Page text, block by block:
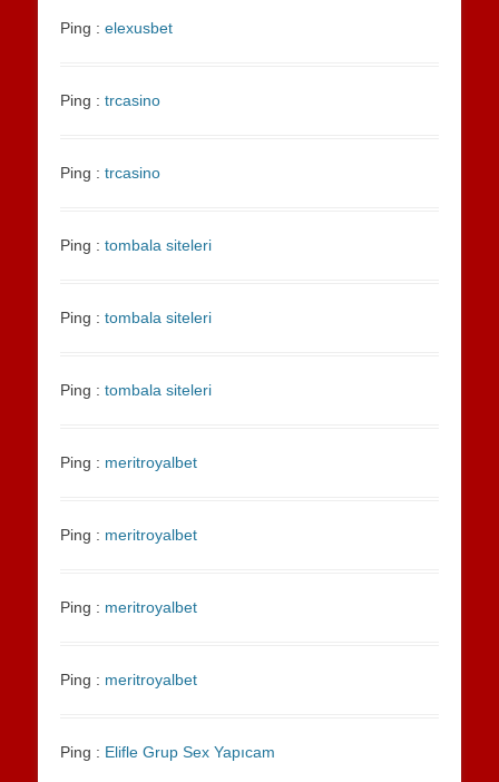
Ping : elexusbet
Ping : trcasino
Ping : trcasino
Ping : tombala siteleri
Ping : tombala siteleri
Ping : tombala siteleri
Ping : meritroyalbet
Ping : meritroyalbet
Ping : meritroyalbet
Ping : meritroyalbet
Ping : Elifle Grup Sex Yapıcam